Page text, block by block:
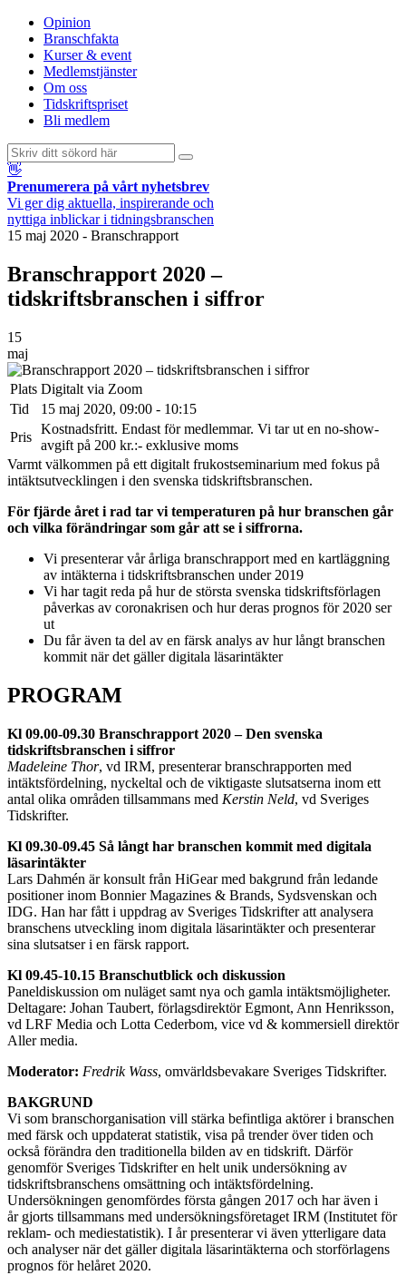
Opinion
Branschfakta
Kurser & event
Medlemstjänster
Om oss
Tidskriftspriset
Bli medlem
👋
Prenumerera på vårt nyhetsbrev
Vi ger dig aktuella, inspirerande och
nyttiga inblickar i tidningsbranschen
15 maj 2020 - Branschrapport
Branschrapport 2020 –
tidskriftsbranschen i siffror
15
maj
Plats Digitalt via Zoom
Tid
15 maj 2020, 09:00 - 10:15
Pris
Kostnadsfritt. Endast för medlemmar. Vi tar ut en no-show-
avgift på 200 kr.:- exklusive moms
Var​mt välkommen på ett digitalt frukostseminarium med fokus på
intäktsutvecklingen i den svenska tidskriftsbranschen.
För fjärde året i rad tar vi temperaturen på hur branschen går
och vilka förändringar som går att se i siffrorna.
Vi presenterar vår årliga ​​branschrapport med en kartläggning
av intäkterna i tidskriftsbranschen under 2019
Vi har tagit reda på hur de största svenska tidskriftsförlagen
påverkas av coronakrisen och hur deras prognos för 2020 ser
ut
Du får även ta del av en färsk analys av hur långt branschen
kommit när det gäller digitala läsarintäkter
PROGRAM
Kl 09.00-09.30 Branschrapport 2020 – Den svenska
tidskriftsbranschen i siffror
Madeleine Thor, vd IRM, presenterar branschrapporten med
intäktsfördelning, nyckeltal och de viktigaste slutsatserna inom ett
antal olika områden tillsammans med Kerstin Neld, vd Sveriges
Tidskrifter.
Kl 09.30-09.45 Så långt har branschen kommit med digitala
läsarintäkter
Lars Dahmén är konsult från HiGear med bakgrund från ledande
positioner inom Bonnier Magazines & Brands, Sydsvenskan och
IDG. Han har fått i uppdrag av Sveriges Tidskrifter att analysera
branschens utveckling inom digitala läsarintäkter och presenterar
sina slutsatser i en färsk rapport.
Kl 09.45-10.15 Branschutblick och diskussion
Paneldiskussion om nuläget samt nya och gamla intäktsmöjligheter.
Deltagare: Johan Taubert, förlagsdirektör Egmont, Ann Henriksson,
vd LRF Media och Lotta Cederbom, vice vd & kommersiell direktör
Aller media.
Moderator: Fredrik Wass, omvärldsbevakare Sveriges Tidskrifter.
BAKGRUND
Vi som branschorganisation vill stärka befintliga aktörer i branschen
med färsk och uppdaterat statistik, visa på trender över tiden och
också förändra den traditionella bilden av en tidskrift. Därför
genomför Sveriges Tidskrifter en helt unik undersökning av
tidskriftsbranschens omsättning och intäktsfördelning.
Undersökningen genomfördes första gången 2017 och har även i
år gjorts tillsammans med undersökningsföretaget IRM (Institutet för
reklam- och mediestatistik). I år presenterar vi även ytterligare data
och analyser när det gäller digitala läsarintäkterna och storförlagens
prognos för helåret 2020.